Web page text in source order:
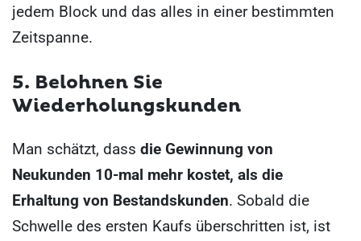
jedem Block und das alles in einer bestimmten
Zeitspanne.
5. Belohnen Sie
Wiederholungskunden
Man schätzt, dass die Gewinnung von
Neukunden 10-mal mehr kostet, als die
Erhaltung von Bestandskunden. Sobald die
Schwelle des ersten Kaufs überschritten ist, ist